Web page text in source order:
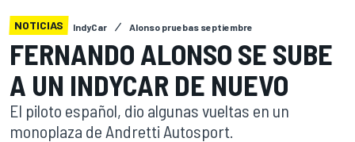
NOTICIAS IndyCar Alonso pruebas septiembre
FERNANDO ALONSO SE SUBE
A UN INDYCAR DE NUEVO
El piloto español, dio algunas vueltas en un
monoplaza de Andretti Autosport.